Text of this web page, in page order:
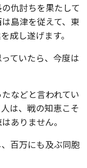
仇討ちを果たして
島津を従えて、東
成し遂げます。
ていたら、今度は
などと言われてい
は、戦の知恵こそ
ありません。
百万にも及ぶ同胞